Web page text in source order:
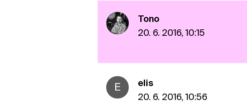
Tono
20. 6. 2016, 10:15
E
elis
20. 6. 2016, 10:56